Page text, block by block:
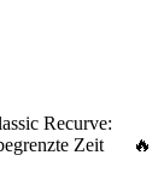
Recurve:
Zeit 🔥